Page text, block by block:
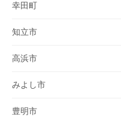
幸田町
知立市
高浜市
みよし市
豊明市